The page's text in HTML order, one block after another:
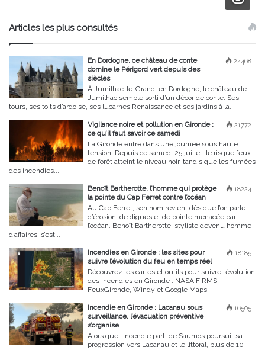
Articles les plus consultés
24468
En Dordogne, ce château de conte
domine le Périgord vert depuis des
siècles
À Jumilhac-le-Grand, en Dordogne, le château de
Jumilhac semble sorti d’un décor de conte. Ses
tours, ses toits d’ardoise, ses lucarnes Renaissance et ses jardins à la...
21772
Vigilance noire et pollution en Gironde :
ce qu’il faut savoir ce samedi
La Gironde entre dans une journée sous haute
tension. Depuis ce samedi 25 juillet, le risque feux
de forêt atteint le niveau noir, tandis que les fumées
des incendies...
18224
Benoît Bartherotte, l’homme qui protège
la pointe du Cap Ferret contre l’océan
Au Cap Ferret, son nom revient dès que l’on parle
d’érosion, de digues et de pointe menacée par
l’océan. Benoît Bartherotte, styliste devenu homme
d’affaires, s’est...
18185
Incendies en Gironde : les sites pour
suivre l’évolution du feu en temps réel
Découvrez les cartes et outils pour suivre l’évolution
des incendies en Gironde : NASA FIRMS,
FeuxGironde, Windy et Google Maps.
16505
Incendie en Gironde : Lacanau sous
surveillance, l’évacuation préventive
s’organise
Alors que l’incendie parti de Saumos poursuit sa
progression vers Lacanau et le littoral, plus de 10